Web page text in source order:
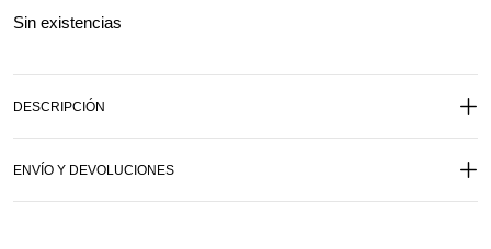
Sin existencias
DESCRIPCIÓN
ENVÍO Y DEVOLUCIONES